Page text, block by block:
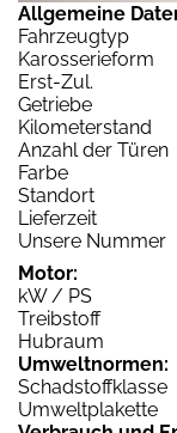
Allgemeine
Fahrzeugtyp
Karosserieform
Erst-Zul.
Getriebe
Kilometerstand
Anzahl der Türen
Farbe
Standort
Lieferzeit
Unsere Nummer
Motor:
kW / PS
Treibstoff
Hubraum
Umweltnormen:
Schadstoffklasse
Umweltplakette